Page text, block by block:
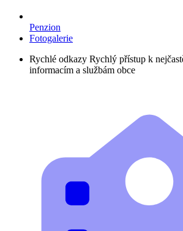
Penzion
Fotogalerie
Rychlé odkazy Rychlý přístup k
informacím a službám obce